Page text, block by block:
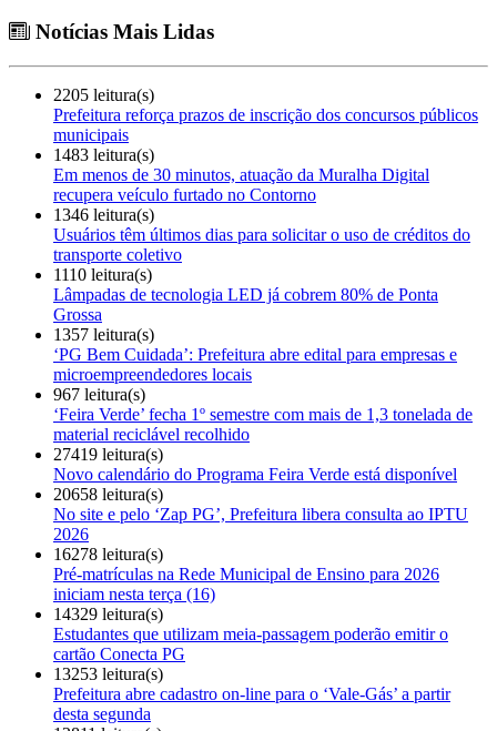
Notícias Mais Lidas
2205 leitura(s)
Prefeitura reforça prazos de inscrição dos concursos públicos
municipais
1483 leitura(s)
Em menos de 30 minutos, atuação da Muralha Digital
recupera veículo furtado no Contorno
1346 leitura(s)
Usuários têm últimos dias para solicitar o uso de créditos do
transporte coletivo
1110 leitura(s)
Lâmpadas de tecnologia LED já cobrem 80% de Ponta
Grossa
1357 leitura(s)
‘PG Bem Cuidada’: Prefeitura abre edital para empresas e
microempreendedores locais
967 leitura(s)
‘Feira Verde’ fecha 1º semestre com mais de 1,3 tonelada de
material reciclável recolhido
27419 leitura(s)
Novo calendário do Programa Feira Verde está disponível
20658 leitura(s)
No site e pelo ‘Zap PG’, Prefeitura libera consulta ao IPTU
2026
16278 leitura(s)
Pré-matrículas na Rede Municipal de Ensino para 2026
iniciam nesta terça (16)
14329 leitura(s)
Estudantes que utilizam meia-passagem poderão emitir o
cartão Conecta PG
13253 leitura(s)
Prefeitura abre cadastro on-line para o ‘Vale-Gás’ a partir
desta segunda